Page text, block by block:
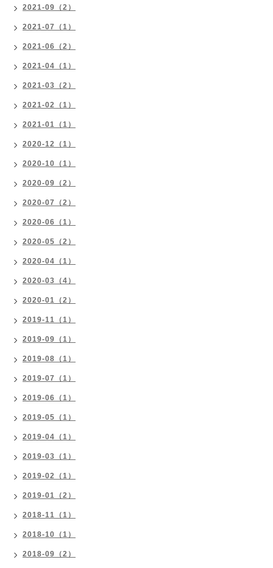
2021-09（2）
2021-07（1）
2021-06（2）
2021-04（1）
2021-03（2）
2021-02（1）
2021-01（1）
2020-12（1）
2020-10（1）
2020-09（2）
2020-07（2）
2020-06（1）
2020-05（2）
2020-04（1）
2020-03（4）
2020-01（2）
2019-11（1）
2019-09（1）
2019-08（1）
2019-07（1）
2019-06（1）
2019-05（1）
2019-04（1）
2019-03（1）
2019-02（1）
2019-01（2）
2018-11（1）
2018-10（1）
2018-09（2）